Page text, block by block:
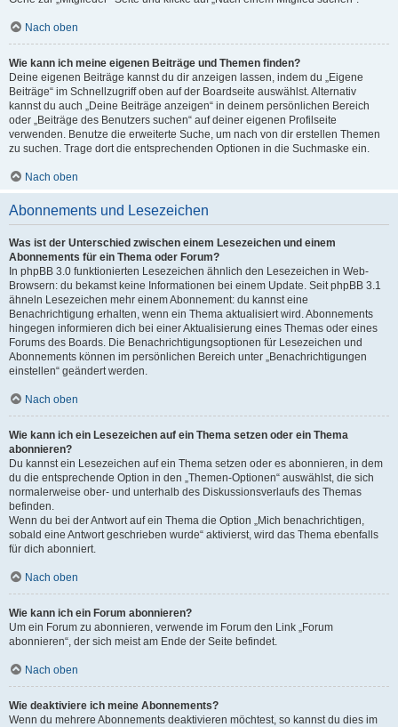
Nach oben
Wie kann ich meine eigenen Beiträge und Themen finden?
Deine eigenen Beiträge kannst du dir anzeigen lassen, indem du „Eigene
Beiträge“ im Schnellzugriff oben auf der Boardseite auswählst. Alternativ
kannst du auch „Deine Beiträge anzeigen“ in deinem persönlichen Bereich
oder „Beiträge des Benutzers suchen“ auf deiner eigenen Profilseite
verwenden. Benutze die erweiterte Suche, um nach von dir erstellen Themen
zu suchen. Trage dort die entsprechenden Optionen in die Suchmaske ein.
Nach oben
Abonnements und Lesezeichen
Was ist der Unterschied zwischen einem Lesezeichen und einem
Abonnements für ein Thema oder Forum?
In phpBB 3.0 funktionierten Lesezeichen ähnlich den Lesezeichen in Web-
Browsern: du bekamst keine Informationen bei einem Update. Seit phpBB 3.1
ähneln Lesezeichen mehr einem Abonnement: du kannst eine
Benachrichtigung erhalten, wenn ein Thema aktualisiert wird. Abonnements
hingegen informieren dich bei einer Aktualisierung eines Themas oder eines
Forums des Boards. Die Benachrichtigungsoptionen für Lesezeichen und
Abonnements können im persönlichen Bereich unter „Benachrichtigungen
einstellen“ geändert werden.
Nach oben
Wie kann ich ein Lesezeichen auf ein Thema setzen oder ein Thema
abonnieren?
Du kannst ein Lesezeichen auf ein Thema setzen oder es abonnieren, in dem
du die entsprechende Option in den „Themen-Optionen“ auswählst, die sich
normalerweise ober- und unterhalb des Diskussionsverlaufs des Themas
befinden.
Wenn du bei der Antwort auf ein Thema die Option „Mich benachrichtigen,
sobald eine Antwort geschrieben wurde“ aktivierst, wird das Thema ebenfalls
für dich abonniert.
Nach oben
Wie kann ich ein Forum abonnieren?
Um ein Forum zu abonnieren, verwende im Forum den Link „Forum
abonnieren“, der sich meist am Ende der Seite befindet.
Nach oben
Wie deaktiviere ich meine Abonnements?
Wenn du mehrere Abonnements deaktivieren möchtest, so kannst du dies im